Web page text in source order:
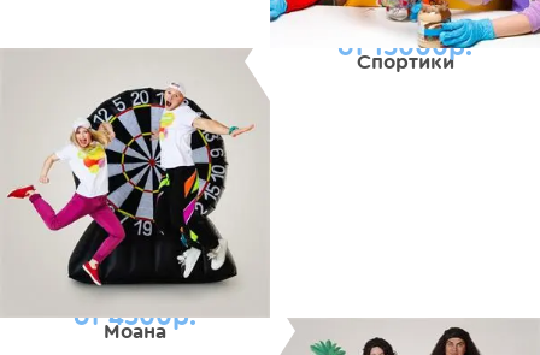
Спортики
от 15000р.
Моана
от 4500р.